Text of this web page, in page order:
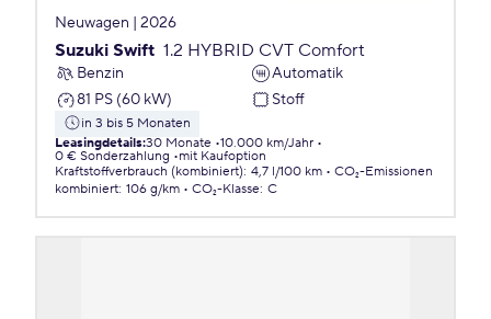
Neuwagen | 2026
Suzuki Swift 1.2 HYBRID CVT Comfort
Benzin
Automatik
81 PS (60 kW)
Stoff
in 3 bis 5 Monaten
Leasingdetails:30 Monate 10.000 km/Jahr
0 € Sonderzahlung
mit Kaufoption
Kraftstoffverbrauch (kombiniert): 4,7 l/100 km
CO₂-Emissionen
kombiniert: 106 g/km CO₂-Klasse: C